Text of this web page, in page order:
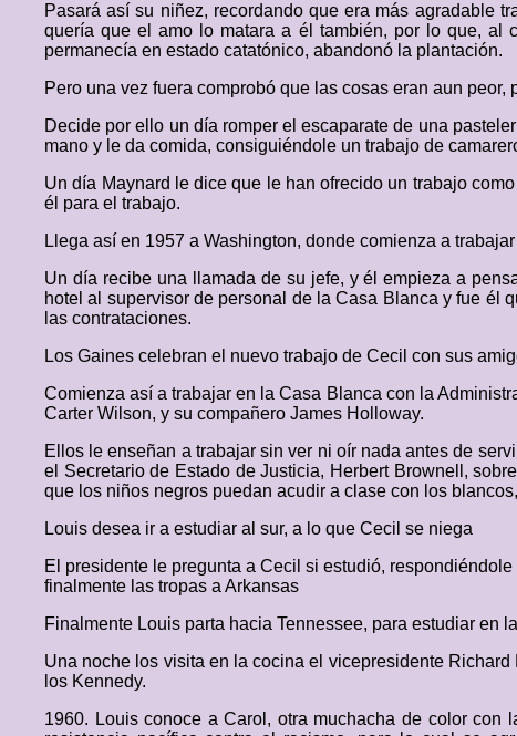
Pasará así su niñez, recordando que era más agradable
quería que el amo lo matara a él también, por lo que, al
permanecía en estado catatónico, abandonó la plantación.
Pero una vez fuera comprobó que las cosas eran aun
Decide por ello un día romper el escaparate de una
mano y le da comida, consiguiéndole un trabajo de
Un día Maynard le dice que le han ofrecido un trabajo
él para el trabajo.
Llega así en 1957 a Washington, donde comienza a
Un día recibe una llamada de su jefe, y él empieza a
hotel al supervisor de personal de la Casa Blanca y fue él
las contrataciones.
Los Gaines celebran el nuevo trabajo de Cecil con sus
Comienza así a trabajar en la Casa Blanca con la
Carter Wilson, y su compañero James Holloway.
Ellos le enseñan a trabajar sin ver ni oír nada antes de
el Secretario de Estado de Justicia, Herbert Brownell,
que los niños negros puedan acudir a clase con los
Louis desea ir a estudiar al sur, a lo que Cecil se niega
El presidente le pregunta a Cecil si estudió,
finalmente las tropas a Arkansas
Finalmente Louis parta hacia Tennessee, para estudiar en
Una noche los visita en la cocina el vicepresidente
los Kennedy.
1960. Louis conoce a Carol, otra muchacha de color